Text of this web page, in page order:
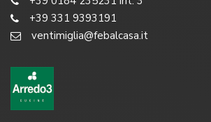
+39 331 9393191
ventimiglia@febalcasa.it